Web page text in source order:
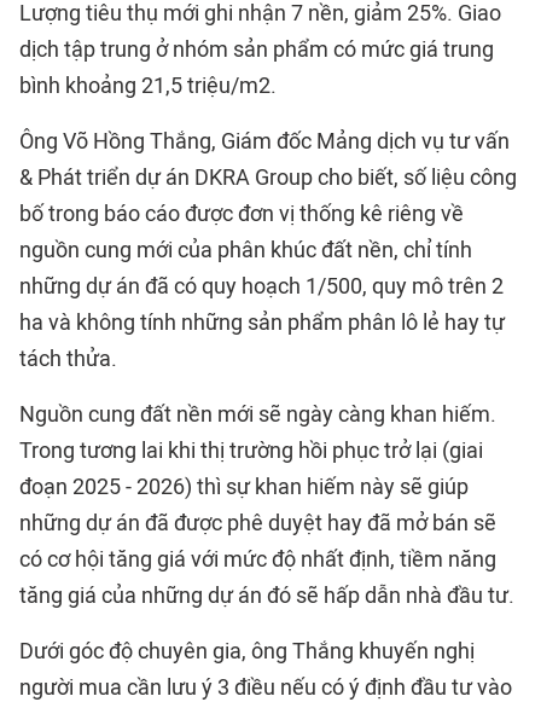
Lượng tiêu thụ mới ghi nhận 7 nền, giảm 25%. Giao
dịch tập trung ở nhóm sản phẩm có mức giá trung
bình khoảng 21,5 triệu/m2.
Ông Võ Hồng Thắng, Giám đốc Mảng dịch vụ tư vấn
& Phát triển dự án DKRA Group cho biết, số liệu công
bố trong báo cáo được đơn vị thống kê riêng về
nguồn cung mới của phân khúc đất nền, chỉ tính
những dự án đã có quy hoạch 1/500, quy mô trên 2
ha và không tính những sản phẩm phân lô lẻ hay tự
tách thửa.
Nguồn cung đất nền mới sẽ ngày càng khan hiếm.
Trong tương lai khi thị trường hồi phục trở lại (giai
đoạn 2025 - 2026) thì sự khan hiếm này sẽ giúp
những dự án đã được phê duyệt hay đã mở bán sẽ
có cơ hội tăng giá với mức độ nhất định, tiềm năng
tăng giá của những dự án đó sẽ hấp dẫn nhà đầu tư.
Dưới góc độ chuyên gia, ông Thắng khuyến nghị
người mua cần lưu ý 3 điều nếu có ý định đầu tư vào